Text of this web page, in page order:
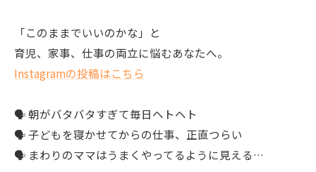
「このままでいいのかな」と
育児、家事、仕事の両立に悩むあなたへ。
Instagramの投稿はこちら
🗣 朝がバタバタすぎて毎日ヘトヘト
🗣 子どもを寝かせてからの仕事、正直つらい
🗣 まわりのママはうまくやってるように見える…